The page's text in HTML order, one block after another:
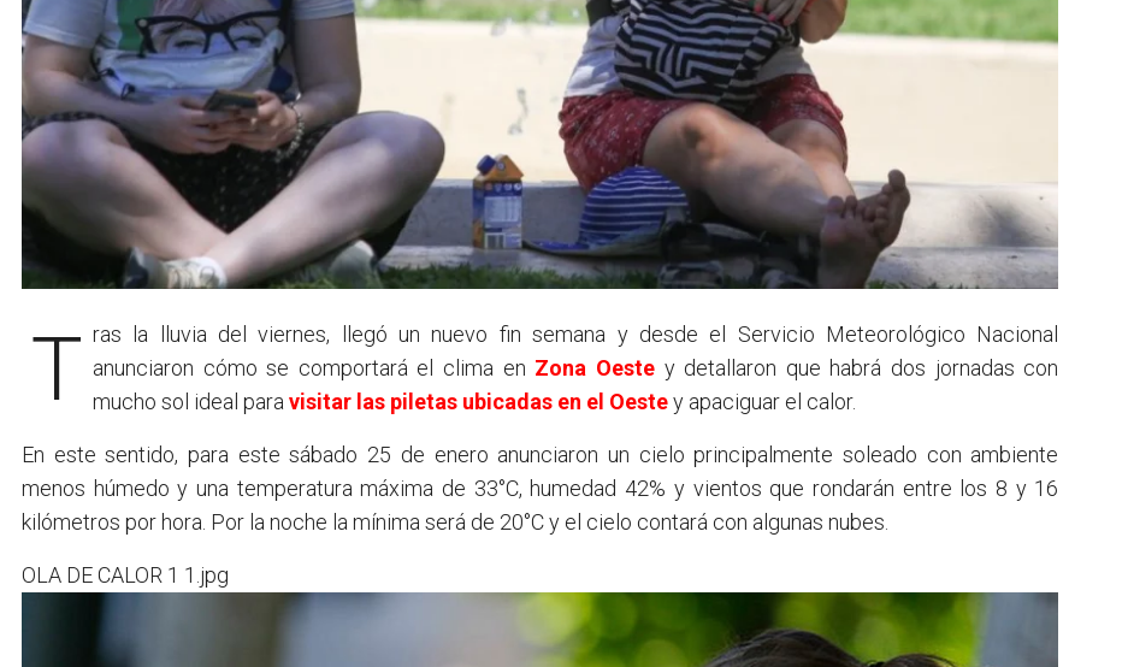
Tras la lluvia del viernes, llegó un nuevo fin semana y desde el Servicio Meteorológico Nacional anunciaron cómo se comportará el clima en Zona Oestey detallaron que habrá dos jornadas con
mucho sol ideal para visitar las piletas ubicadas en el Oestey apaciguar el calor.
En este sentido, para este sábado 25 de enero anunciaron un cielo principalmente soleado con ambiente
menos húmedo y una temperatura máxima de 33°C, humedad 42% y vientos que rondarán entre los 8 y 16
kilómetros por hora. Por la noche la mínima será de 20°C y el cielo contará con algunas nubes.
OLA DE CALOR 1 1.jpg